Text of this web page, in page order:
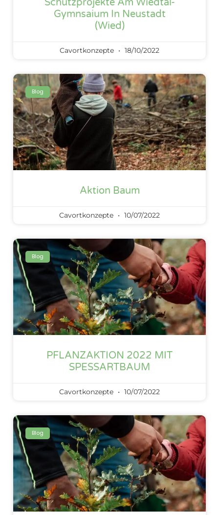
Gymnsaium In Neustadt
(Wied)
Cavortkonzepte 18/10/2022
Blog
Aktion Baum
Cavortkonzepte 10/07/2022
Blog
PFLANZAKTION 2022 MIT
SPESSARTBAUM
Cavortkonzepte 10/07/2022
Blog